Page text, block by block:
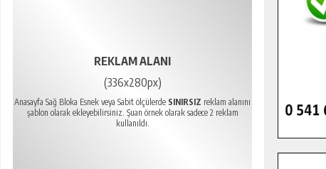
REKLAM ALANI
(336x280px)
Anasayfa Sağ Bloka Esnek veya Sabit ölçülerde SINIRSIZ reklam alanını
şablon olarak ekleyebilirsiniz. Şuan örnek olarak sadece 2 reklam
kullanıldı.